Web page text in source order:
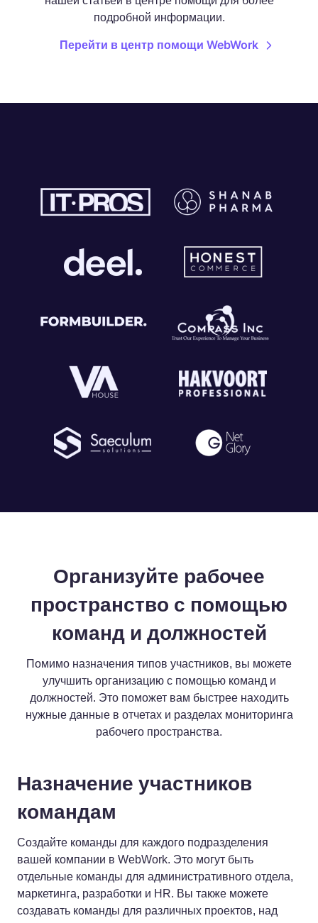
подробной информации.
Перейти в центр помощи WebWork
Организуйте рабочее
пространство с помощью
команд и должностей
Помимо назначения типов участников, вы можете
улучшить организацию с помощью команд и
должностей. Это поможет вам быстрее находить
нужные данные в отчетах и разделах мониторинга
рабочего пространства.
Назначение участников
командам
Создайте команды для каждого подразделения
вашей компании в WebWork. Это могут быть
отдельные команды для административного отдела,
маркетинга, разработки и HR. Вы также можете
создавать команды для различных проектов, над